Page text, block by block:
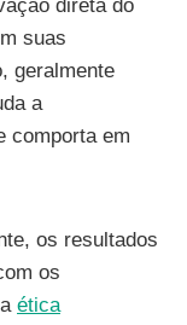
direta do
suas
geralmente
a
comporta em
os resultados
os
ética